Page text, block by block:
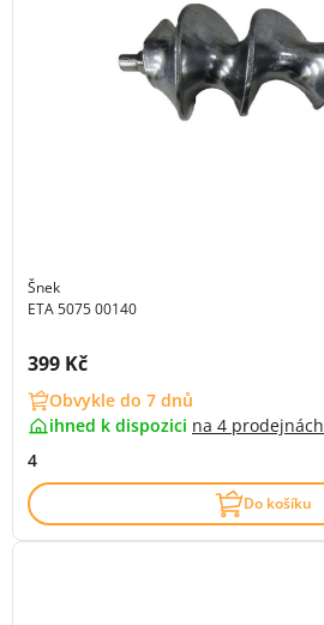
Šnek
ETA 5075 00140
Cena s DPH:
399 Kč
Obvykle do 7 dnů
ihned k dispozici na 4 prodejnách
4
Do košíku